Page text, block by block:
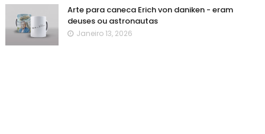
Arte para caneca Erich von daniken - eram
deuses ou astronautas
Janeiro 13, 2026